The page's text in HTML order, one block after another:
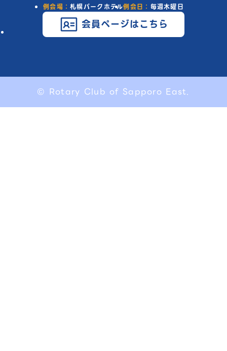
例会場：札幌パークホテル例会日： 毎週木曜日
会員ページはこちら
© Rotary Club of Sapporo East.